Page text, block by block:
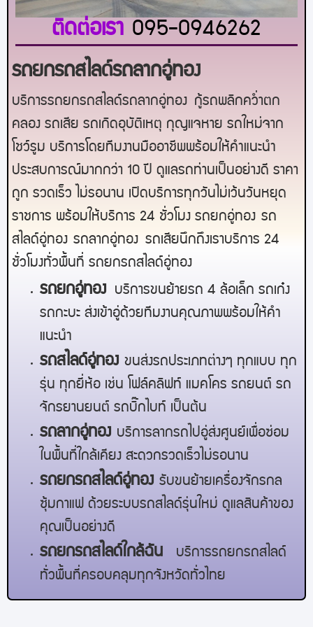
ติดต่อเรา 095-0946262
รถยกรถสไลด์รถลากอู่ทอง
บริการรถยกรถสไลด์รถลากอู่ทอง กู้รถพลิกคว่ำตก
คลอง รถเสีย รถเกิดอุบัติเหตุ กุญแจหาย รถใหม่จาก
โชว์รูม บริการโดยทีมงานมืออาชีพพร้อมให้คำแนะนำ
ประสบการณ์มากกว่า 10 ปี ดูแลรถท่านเป็นอย่างดี ราคา
ถูก รวดเร็ว ไม่รอนาน เปิดบริการทุกวันไม่เว้นวันหยุด
ราชการ พร้อมให้บริการ 24 ชั่วโมง รถยกอู่ทอง รถ
สไลด์อู่ทอง รถลากอู่ทอง รถเสียนึกถึงเราบริการ 24
ชั่วโมงทั่วพื้นที่ รถยกรถสไลด์อู่ทอง
รถยกอู่ทอง
บริการขนย้ายรถ 4 ล้อเล็ก รถเก๋ง
รถกะบะ ส่งเข้าอู่ด้วยทีมงานคุณภาพพร้อมให้คำ
แนะนำ
รถสไลด์อู่ทอง ขนส่งรถประเภทต่างๆ ทุกแบบ ทุก
รุ่น ทุกยี่ห้อ เช่น โฟล์คลิฟท์ แมคโคร รถยนต์ รถ
จักรยานยนต์ รถบิ๊กไบท์ เป็นต้น
รถลากอู่ทอง บริการลากรถไปอู่ส่งศูนย์เพื่อซ่อม
ในพื้นที่ใกล้เคียง สะดวกรวดเร็วไม่รอนาน
รถยกรถสไลด์อู่ทอง รับขนย้ายเครื่องจักรกล
ซุ้มกาแฟ ด้วยระบบรถสไลด์รุ่นใหม่ ดูแลสินค้าของ
คุณเป็นอย่างดี
รถยกรถสไลด์ใกล้ฉัน
บริการรถยกรถสไลด์
ทั่วพื้นที่ครอบคลุมทุกจังหวัดทั่วไทย